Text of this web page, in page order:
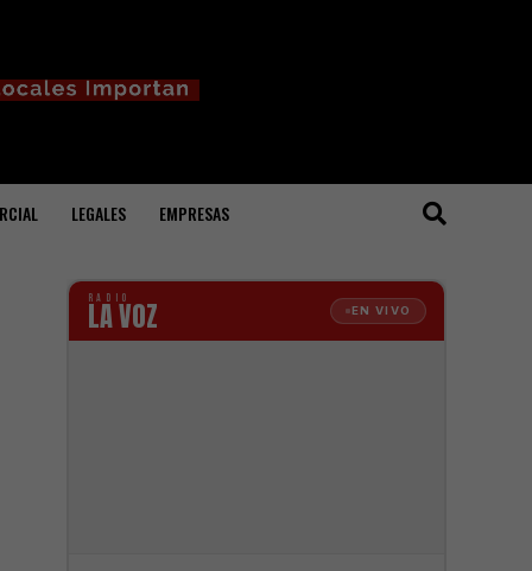
LEGALES EMPRESAS